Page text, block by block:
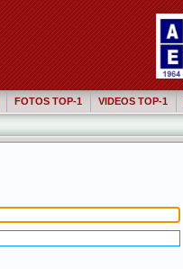
FOTOS TOP-1 VIDEOS TOP-1